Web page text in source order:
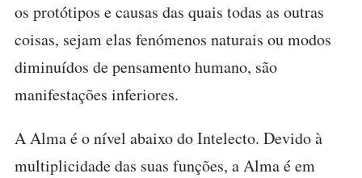
os protótipos e causas das quais todas as outras
coisas, sejam elas fenómenos naturais ou modos
diminuídos de pensamento humano, são
manifestações inferiores.
A Alma é o nível abaixo do Intelecto. Devido à
multiplicidade das suas funções, a Alma é em